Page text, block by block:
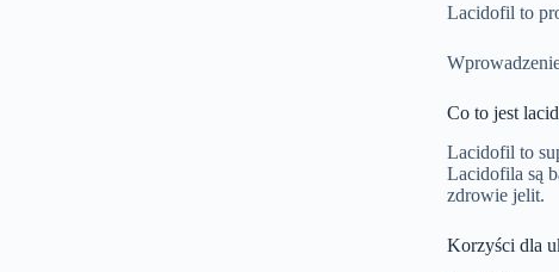
Lacidofil to
Co to jest
Lacidofil to
Lacidofila są
zdrowie jelit.
Korzyści dla